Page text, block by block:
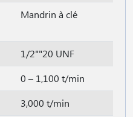
Mandrin à clé
1/2""20 UNF
0 – 1,100 t/min
3,000 t/min